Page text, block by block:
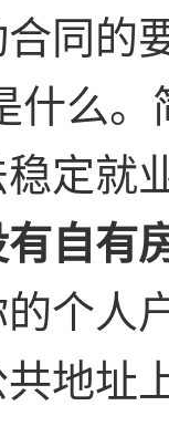
同的
什么
定就
自有
个人
地址